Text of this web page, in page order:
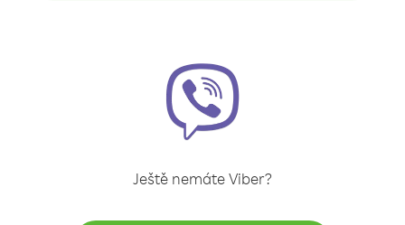
Ještě nemáte Viber?